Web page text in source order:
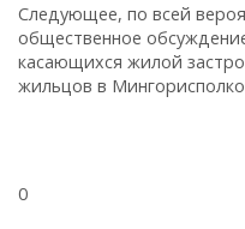
Следующее, по всей
общественное
касающихся жилой
жильцов в
0